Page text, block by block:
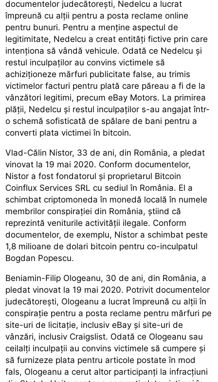
documentelor judecătorești, Nedelcu a lucrat
împreună cu alții pentru a posta reclame online
pentru bunuri. Pentru a menține aspectul de
legitimitate, Nedelcu a creat entități fictive prin care
intenționa să vândă vehicule. Odată ce Nedelcu și
restul inculpaților au convins victimele să
achiziționeze mărfuri publicitate false, au trimis
victimelor facturi pentru plată care păreau a fi de la
vânzători legitimi, precum eBay Motors. La primirea
plății, Nedelcu și restul inculpaților s-au angajat într-
o schemă sofisticată de spălare de bani pentru a
converti plata victimei în bitcoin.
Vlad-Călin Nistor, 33 de ani, din România, a pledat
vinovat la 19 mai 2020. Conform documentelor,
Nistor a fost fondatorul și proprietarul Bitcoin
Coinflux Services SRL cu sediul în România. El a
schimbat criptomoneda în monedă locală în numele
membrilor conspirației din România, știind că
reprezintă veniturile activității ilegale. Conform
documentelor, de exemplu, Nistor a schimbat peste
1,8 milioane de dolari bitcoin pentru co-inculpatul
Bogdan Popescu.
Beniamin-Filip Ologeanu, 30 de ani, din România, a
pledat vinovat la 19 mai 2020. Potrivit documentelor
judecătorești, Ologeanu a lucrat împreună cu alții în
conspirație pentru a posta reclame pentru mărfuri pe
site-uri de licitație, inclusiv eBay și site-uri de
vânzări, inclusiv Craigslist. Odată ce Ologeanu sau
ceilalți inculpații au convins victimele să cumpere și
să furnizeze plata pentru articole postate în mod
fals, Ologeanu a cerut altor participanți la infracțiuni